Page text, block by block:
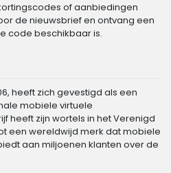
of aanbiedingen
de nieuwsbrief en ontvang een
code beschikbaar is.
heeft zich gevestigd als een
mobiele virtuele
heeft zijn wortels in het Verenigd
een wereldwijd merk dat mobiele
aan miljoenen klanten over de